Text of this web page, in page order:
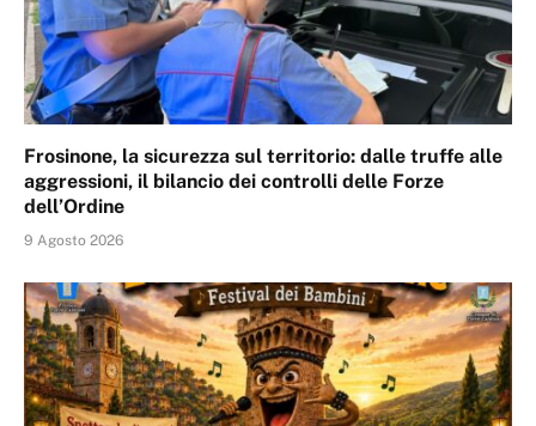
Frosinone, la sicurezza sul territorio: dalle truffe alle
aggressioni, il bilancio dei controlli delle Forze
dell’Ordine
9 Agosto 2026